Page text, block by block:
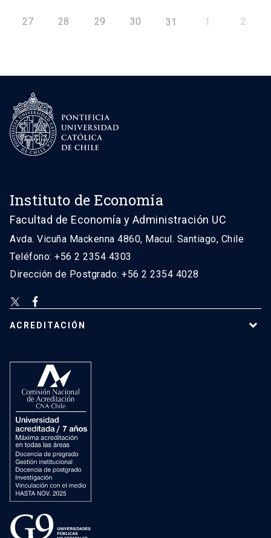
27 28 29 30 31 1 2
Instituto de Economía
Facultad de Economía y Administración UC
Avda. Vicuña Mackenna 4860, Macul. Santiago, Chile
Teléfono: +56 2 2354 4303
Dirección de Postgrado: +56 2 2354 4028
ACREDITACIÓN